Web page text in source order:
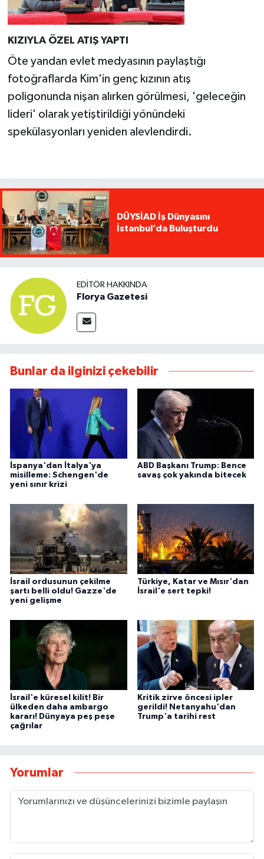
KIZIYLA ÖZEL ATIŞ YAPTI
Öte yandan evlet medyasının paylaştığı
fotoğraflarda Kim'in genç kızının atış
poligonunda nişan alırken görülmesi, 'geleceğin
lideri' olarak yetiştirildiği yönündeki
spekülasyonları yeniden alevlendirdi.
DÜYSİAD İş Dünyasını
İstanbul’da Buluşturdu
EDITÖR HAKKINDA
Florya Gazetesi
Bunlar da ilginizi çekebilir
İspanya'dan İtalya'ya
misilleme: Schengen'de
yeni sınır krizi
ABD Başkanı Trump: Bence
savaş çok yakında bitecek
İsrail ordusunun çekilme
şartı belli oldu! Gazze'de
yeni gelişme
Türkiye, Katar ve Mısır'dan
İsrail'e sert tepki!
İsrail'e küresel kilit! Bir
ülkeden daha ambargo
kararı! Dünyaya peş peşe
çağrılar
Kritik zirve öncesi ipler
gerildi! Netanyahu'dan
Trump'a tarihi rest
Yorumlar